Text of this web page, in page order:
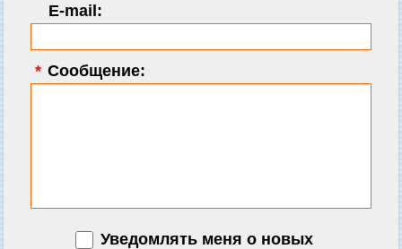
E-mail:
* Сообщение:
Уведомлять меня о новых